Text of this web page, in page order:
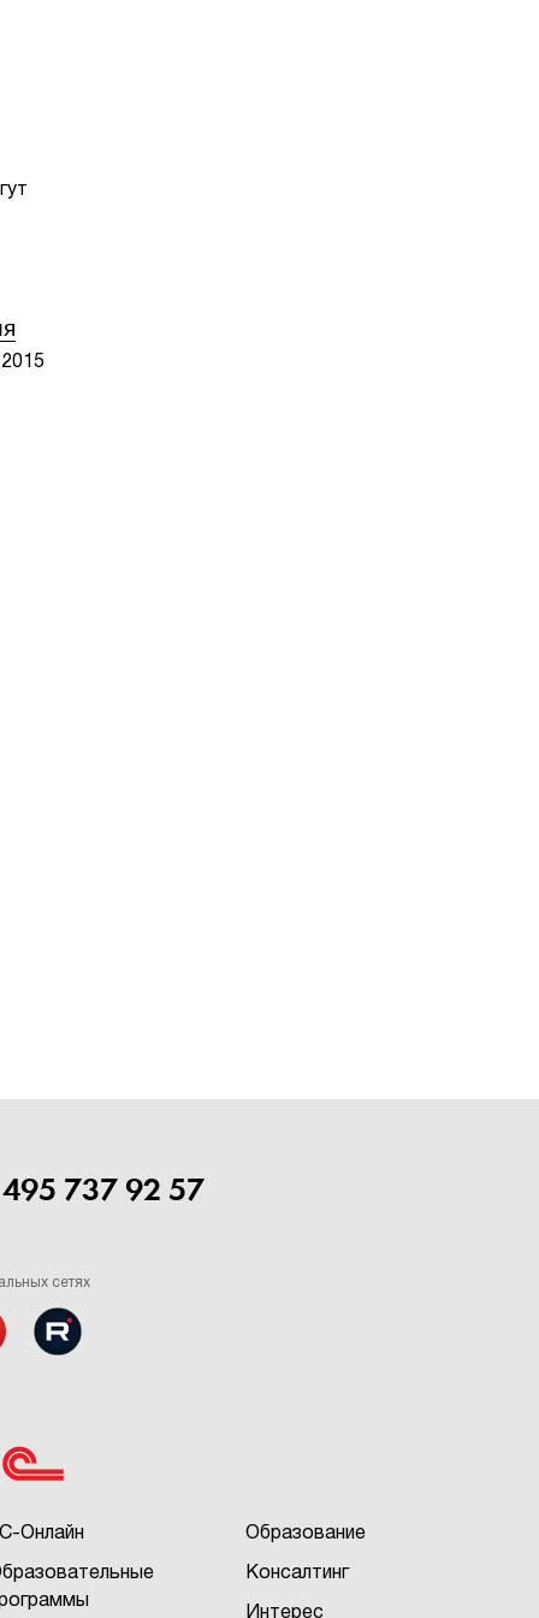
737 92 57
сетях
Онлайн Образование
Консалтинг
Интерес